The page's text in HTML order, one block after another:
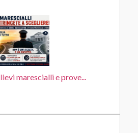
marescialli e prove...